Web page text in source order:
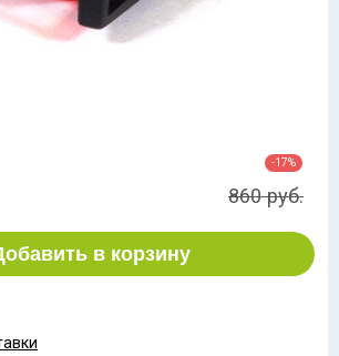
-17%
860 руб.
в корзину